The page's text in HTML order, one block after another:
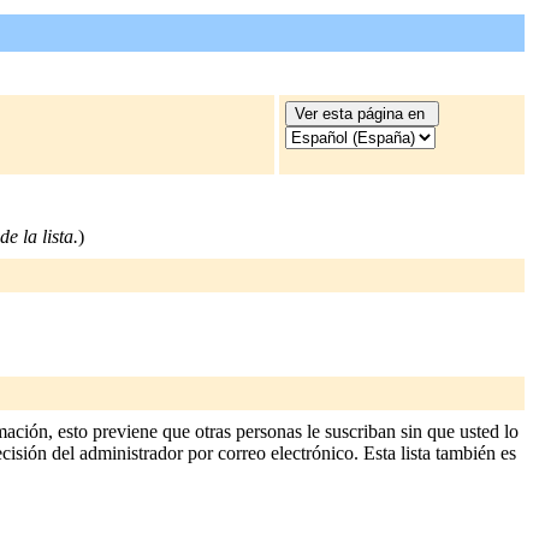
la lista.)
esto previene que otras personas le suscriban sin que usted lo
del administrador por correo electrónico. Esta lista también es